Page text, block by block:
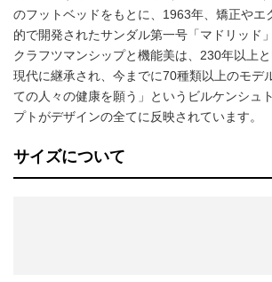
のフットベッドをもとに、1963年、矯正やエ
的で開発されたサンダル第一号「マドリッド
クラフツマンシップと機能美は、230年以上
現代に継承され、今までに70種類以上のモデ
ての人々の健康を願う」というビルケンシュ
プトがデザインの全てに反映されています。
サイズについて